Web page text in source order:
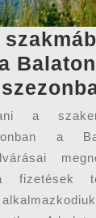
a
a
fizetések